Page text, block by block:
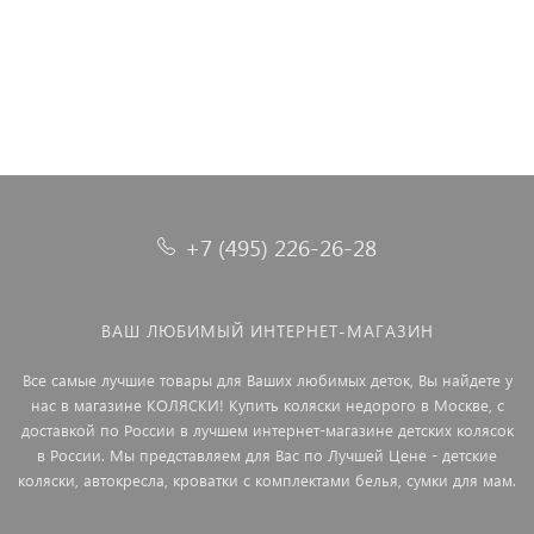
+7 (495) 226-26-28
ВАШ ЛЮБИМЫЙ ИНТЕРНЕТ-МАГАЗИН
Все самые лучшие товары для Ваших любимых деток, Вы найдете у
нас в магазине КОЛЯСКИ! Купить коляски недорого в Москве, с
доставкой по России в лучшем интернет-магазине детских колясок
в России. Мы представляем для Вас по Лучшей Цене - детские
коляски, автокресла, кроватки с комплектами белья, сумки для мам.